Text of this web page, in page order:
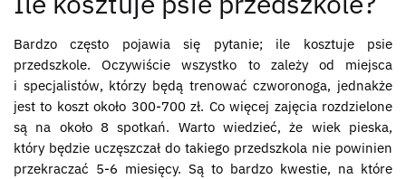
Bardzo często pojawia się pytanie; ile kosztuje psie
przedszkole. Oczywiście wszystko to zależy od miejsca
i specjalistów, którzy będą trenować czworonoga, jednakże
jest to koszt około 300-700 zł. Co więcej zajęcia rozdzielone
są na około 8 spotkań. Warto wiedzieć, że wiek pieska,
który będzie uczęszczał do takiego przedszkola nie powinien
przekraczać 5-6 miesięcy. Są to bardzo kwestie, na które